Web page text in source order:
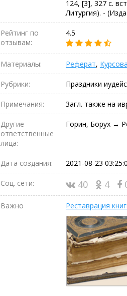
124, [3], 327 с.
Литургия). -
Рейтинг по
отзывам:
4.5
Материалы: Реферат,
Рубрики: Праздники
Примечания: Загл. также на
Другие
ответственные
лица:
Горин, Борух →
Дата создания: 2021-08-23
Соц. сети: 40 4
Важно Реставрация